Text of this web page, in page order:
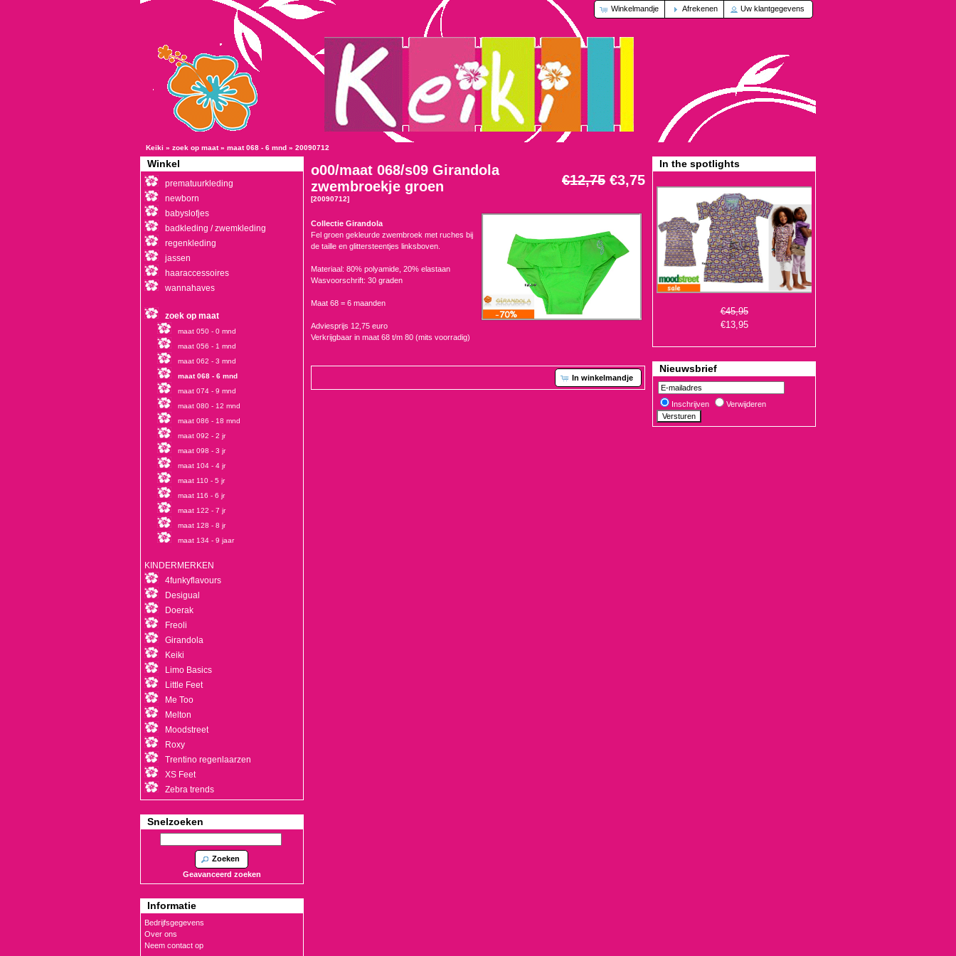
Winkelmandje Afrekenen Uw klantgegevens
Keiki » zoek op maat» maat 068 - 6 mnd » 20090712
€12,75 €3,75
o00/maat 068/s09 Girandola
zwembroekje groen
[20090712]
Collectie Girandola
Fel groen gekleurde zwembroek met ruches bij
de taille en glittersteentjes linksboven.
Materiaal: 80% polyamide, 20% elastaan
Wasvoorschrift: 30 graden
Maat 68 = 6 maanden
Adviesprijs 12,75 euro
Verkrijgbaar in maat 68 t/m 80 (mits voorradig)
In winkelmandje
Winkel
prematuurkleding
newborn
babyslofjes
badkleding / zwemkleding
regenkleding
jassen
haaraccessoires
wannahaves
zoek op maat
maat 050 - 0 mnd
maat 056 - 1 mnd
maat 062 - 3 mnd
maat 068 - 6 mnd
maat 074 - 9 mnd
maat 080 - 12 mnd
maat 086 - 18 mnd
maat 092 - 2 jr
maat 098 - 3 jr
maat 104 - 4 jr
maat 110 - 5 jr
maat 116 - 6 jr
maat 122 - 7 jr
maat 128 - 8 jr
maat 134 - 9 jaar
KINDERMERKEN
4funkyflavours
Desigual
Doerak
Freoli
Girandola
Keiki
Limo Basics
Little Feet
Me Too
Melton
Moodstreet
Roxy
Trentino regenlaarzen
XS Feet
Zebra trends
Snelzoeken
Zoeken
Geavanceerd zoeken
Informatie
Bedrijfsgegevens
Over ons
Neem contact op
In the spotlights
€13,95
Nieuwsbrief
Inschrijven Verwijderen